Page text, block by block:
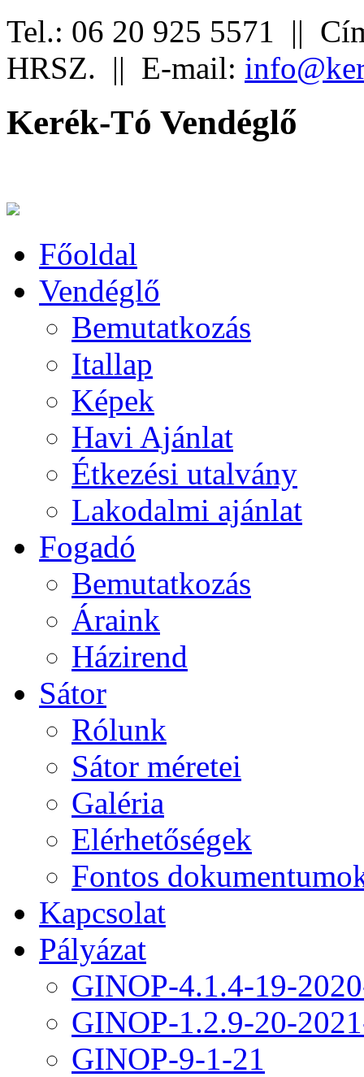
Tel.: 06 20 925 5571 ||
HRSZ. || E-mail:
Kerék-Tó Vendéglő
Főoldal
Vendéglő
Bemutatkozás
Itallap
Képek
Havi Ajánlat
Étkezési utalvány
Lakodalmi ajánlat
Fogadó
Bemutatkozás
Áraink
Házirend
Sátor
Rólunk
Sátor méretei
Galéria
Elérhetőségek
Fontos
Kapcsolat
Pályázat
GINOP-4.1.4-19-
GINOP-1.2.9-20-
GINOP-9-1-21